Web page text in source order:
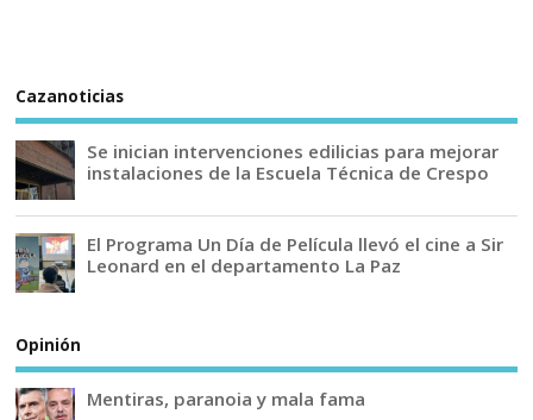
Cazanoticias
Se inician intervenciones edilicias para mejorar
instalaciones de la Escuela Técnica de Crespo
El Programa Un Día de Película llevó el cine a Sir
Leonard en el departamento La Paz
Opinión
Mentiras, paranoia y mala fama